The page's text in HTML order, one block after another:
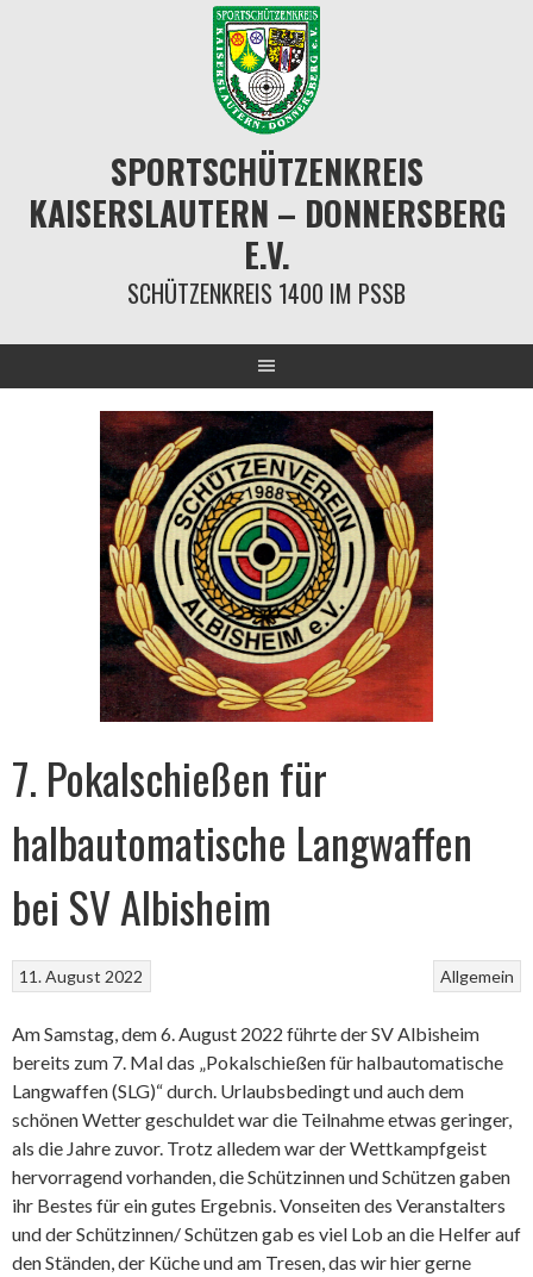
SPORTSCHÜTZENKREIS
KAISERSLAUTERN – DONNERSBERG
E.V.
SCHÜTZENKREIS 1400 IM PSSB
7. Pokalschießen für
halbautomatische Langwaffen
bei SV Albisheim
Allgemein
11. August 2022
Am Samstag, dem 6. August 2022 führte der SV Albisheim
bereits zum 7. Mal das „Pokalschießen für halbautomatische
Langwaffen (SLG)“ durch. Urlaubsbedingt und auch dem
schönen Wetter geschuldet war die Teilnahme etwas geringer,
als die Jahre zuvor. Trotz alledem war der Wettkampfgeist
hervorragend vorhanden, die Schützinnen und Schützen gaben
ihr Bestes für ein gutes Ergebnis. Vonseiten des Veranstalters
und der Schützinnen/ Schützen gab es viel Lob an die Helfer auf
den Ständen, der Küche und am Tresen, das wir hier gerne